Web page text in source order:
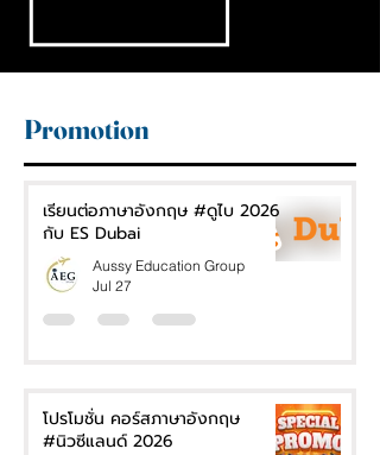
Promotion
เรียนต่อภาษาอังกฤษ #ดูไบ 2026
กับ ES Dubai
Aussy Education Group
Jul 27
โปรโมชั่น คอร์สภาษาอังกฤษ
#นิวซีแลนด์ 2026